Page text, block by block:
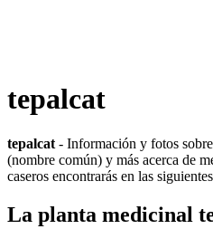
tepalcat
tepalcat - Información y fotos
(nombre común) y más acerca de
caseros encontrarás en las
La planta medicinal